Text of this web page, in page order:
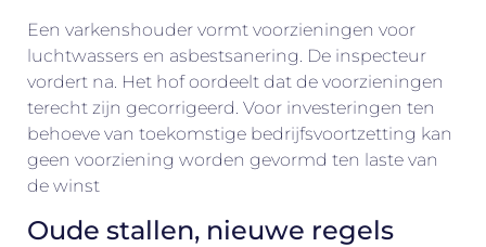
Een varkenshouder vormt voorzieningen voor
luchtwassers en asbestsanering. De inspecteur
vordert na. Het hof oordeelt dat de voorzieningen
terecht zijn gecorrigeerd. Voor investeringen ten
behoeve van toekomstige bedrijfsvoortzetting kan
geen voorziening worden gevormd ten laste van
de winst
Oude stallen, nieuwe regels